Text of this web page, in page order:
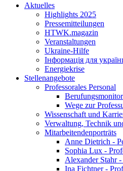
Aktuelles
Highlights 2025
Pressemitteilungen
HTWK.magazin
Veranstaltungen
Ukraine-Hilfe
Інформація для
Energiekrise
Stellenangebote
Professorales Personal
Berufungsmonitor
Wege zur
Wissenschaft und
Verwaltung, Technik
Mitarbeitendenporträts
Anne Dietrich -
Sophia Lux -
Alexander Stahr -
Ina Fichtner -